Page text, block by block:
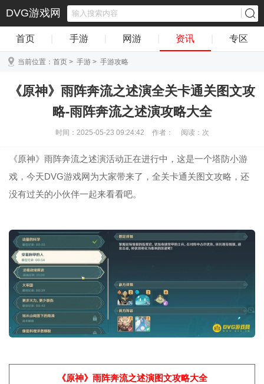
DVG游戏网
首页 手游 网游 资讯 专区
当前位置： 首页 > 手游 > 手游攻略
《原神》雨阵奔流之述演全关卡通关图文攻
略-雨阵奔流之述演攻略大全
时间：2025-05-23 09:24:42 作者： 阅读： 次
《原神》雨阵奔流之述演活动正在进行中，这是一个塔防小游
戏，今天DVG游戏网为大家带来了，全关卡通关图文攻略，还
没有过关的小伙伴一起来看看吧。
《原神》雨阵奔流之述演图文攻略大全